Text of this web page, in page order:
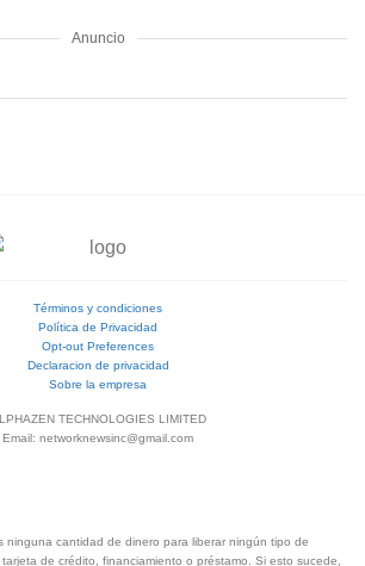
Anuncio
Términos y condiciones
Política de Privacidad
Opt-out Preferences
Declaracion de privacidad
Sobre la empresa
TECHNOLOGIES LIMITED
Email: networknewsinc@gmail.com
ninguna cantidad de dinero para liberar ningún tipo de
de crédito, financiamiento o préstamo. Si esto sucede,